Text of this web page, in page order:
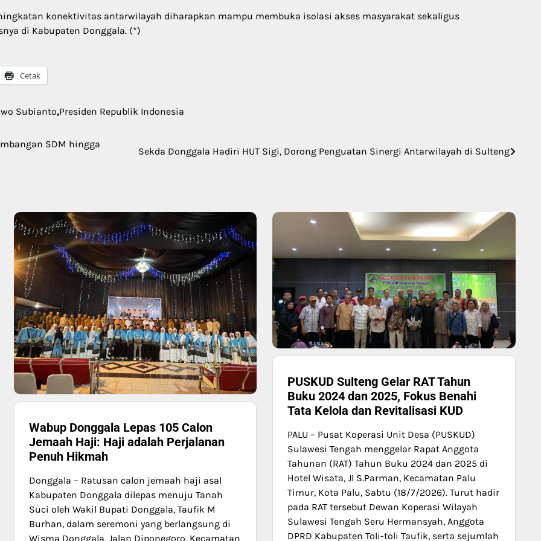
konektivitas antarwilayah diharapkan mampu membuka isolasi akses masyarakat sekaligus
di Kabupaten Donggala. (*)
Cetak
Subianto,Presiden Republik Indonesia
SDM hingga
Sekda Donggala Hadiri HUT Sigi, Dorong Penguatan Sinergi Antarwilayah di Sulteng
Wabup Donggala Lepas 105 Calon
Jemaah Haji: Haji adalah Perjalanan
Penuh Hikmah
Donggala – Ratusan calon jemaah haji asal
Kabupaten Donggala dilepas menuju Tanah
Suci oleh Wakil Bupati Donggala, Taufik M
Burhan, dalam seremoni yang berlangsung di
Wisma Donggala, Jalan Diponegoro, Kecamatan
PUSKUD Sulteng Gelar RAT Tahun
Buku 2024 dan 2025, Fokus Benahi
Tata Kelola dan Revitalisasi KUD
PALU – Pusat Koperasi Unit Desa (PUSKUD)
Sulawesi Tengah menggelar Rapat Anggota
Tahunan (RAT) Tahun Buku 2024 dan 2025 di
Hotel Wisata, Jl S.Parman, Kecamatan Palu
Timur, Kota Palu, Sabtu (18/7/2026). Turut hadir
pada RAT tersebut Dewan Koperasi Wilayah
Sulawesi Tengah Seru Hermansyah, Anggota
DPRD Kabupaten Toli-toli Taufik, serta sejumlah